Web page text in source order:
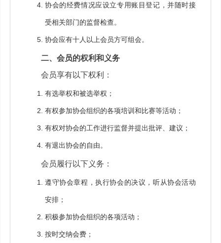
协会的经费情况应设立专用账目登记，并随时接
受相关部门的监督检查。
协会应有十人以上会员方可组会。
二、会员的权利和义务
会员享有以下权利：
有选举权和被选举权；
有权参加协会组织的各项培训和比赛等活动；
有权对协会的工作进行监督并提出批评、建议；
有退出协会的自由。
会员履行以下义务：
遵守协会章程，执行协会的决议，听从协会活动
安排；
积极参加协会组织的各项活动；
按时交纳会费；